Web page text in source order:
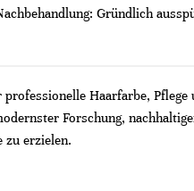
Gründlich
Haarfarbe,
Forschung,
zu erzielen.